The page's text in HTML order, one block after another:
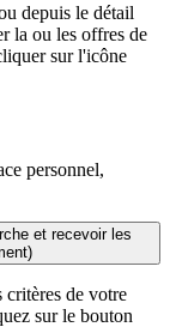
depuis le détail
la ou les offres de
sur l'icône
personnel,
et recevoir les
critères de votre
sur le bouton